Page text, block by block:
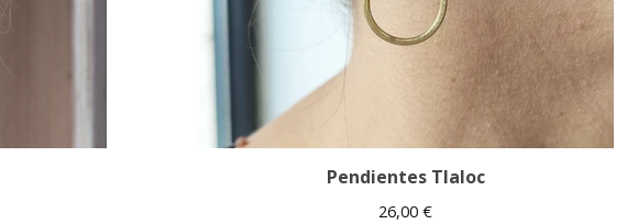
Pendientes Tlaloc
26,00€